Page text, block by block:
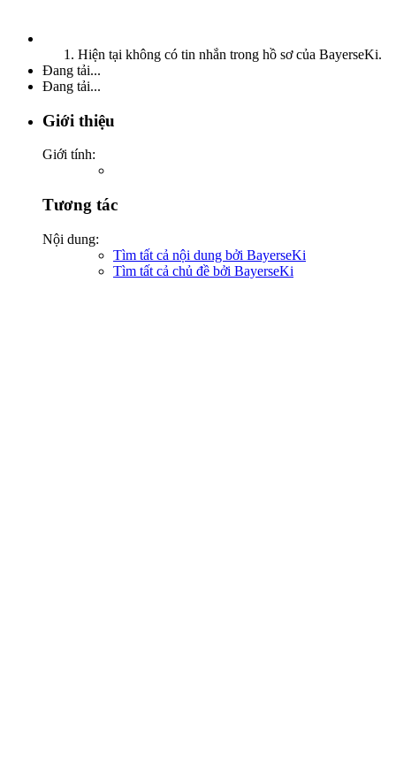
Hiện tại không có tin nhắn trong hồ sơ của BayerseKi.
Đang tải...
Đang tải...
Giới thiệu
Giới tính:
Tương tác
Nội dung:
Tìm tất cả nội dung bởi BayerseKi
Tìm tất cả chủ đề bởi BayerseKi